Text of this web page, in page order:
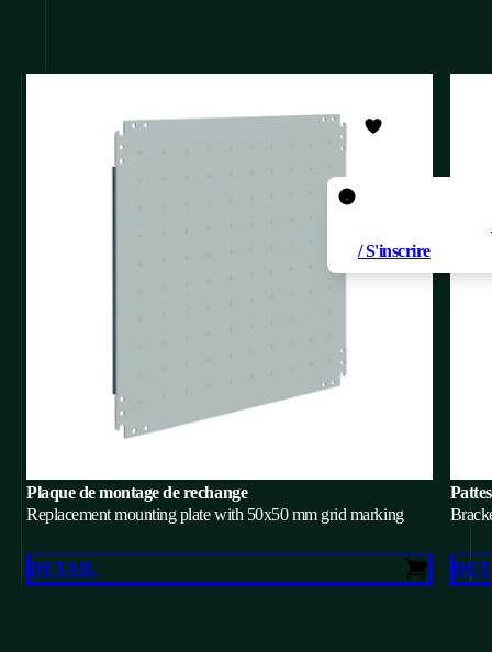
Plaque de montage de rechange
Replacement mounting plate with 50x50 mm grid marking
DETAIL
/ S'inscrire